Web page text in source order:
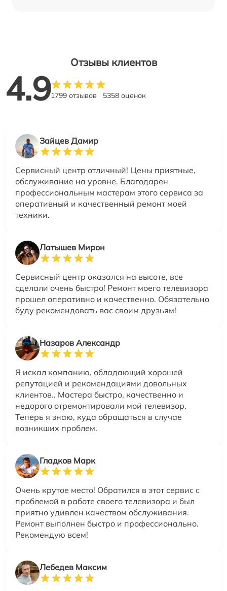
Отзывы клиентов
4.91799 отзывов 5358 оценок
Зайцев Дамир
Сервисный центр отличный! Цены приятные,
обслуживание на уровне. Благодарен
профессиональным мастерам этого сервиса за
оперативный и качественный ремонт моей
техники.
Латышев Мирон
Сервисный центр оказался на высоте, все
сделали очень быстро! Ремонт моего телевизора
прошел оперативно и качественно. Обязательно
буду рекомендовать вас своим друзьям!
Назаров Александр
Я искал компанию, обладающий хорошей
репутацией и рекомендациями довольных
клиентов.. Мастера быстро, качественно и
недорого отремонтировали мой телевизор.
Теперь я знаю, куда обращаться в случае
возникших проблем.
Гладков Марк
Очень крутое место! Обратился в этот сервис с
проблемой в работе своего телевизора и был
приятно удивлен качеством обслуживания.
Ремонт выполнен быстро и профессионально.
Рекомендую всем!
Лебедев Максим